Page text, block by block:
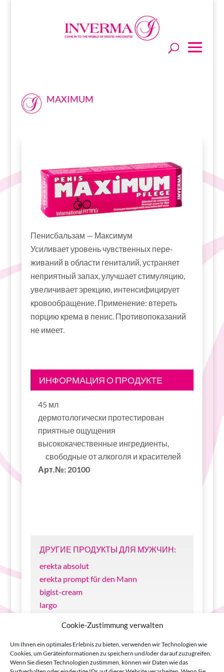
Cookie-Zustimmung verwalten
Um Ihnen ein optimales Erlebnis zu bieten, verwenden wir Technologien wie
Cookies, um Geräteinformationen zu speichern und/oder darauf zuzugreifen.
Wenn Sie diesen Technologien zustimmen, können wir Daten wie das
MAXIMUM
Пенисбальзам — Максимум
Усиливает уровень чувственных пере­
живаний в области гениталий, устраняет
неприятный запах, улучшает стимуляцию,
уве­личивает эрекцию, интенсифицирует
кро­­вооб­­ращение. Применение: втереть
порцию крема в пенис. Про­тивопоказаний
не имеет.
ИНФОРМАЦИЯ О ПРОДУКТЕ
45 мл
дермотологически протестирован
приятные ощущения
высококачественные ингредиенты,
свободные от алкоголя и красителей
Арт.№:20100
ДРУГИЕ ПРОДУКТЫ ДЛЯ МУЖЧИН:
erekta absolut
erekta prompt für den Mann
bigist-cream
largo
FP by Fernand Péril
Verve by Fernand Péril
Men’s Parfum von INVERMA
Кольца любви